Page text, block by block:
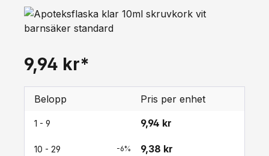
9,94 kr*
Belopp Pris per enhet
1 - 9 9,94 kr
10 - 29 -6% 9,38 kr